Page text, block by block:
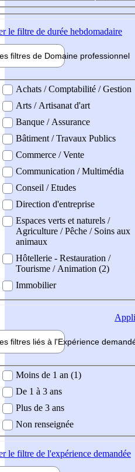
le filtre de durée hebdomadaire
filtres de Domaine professionnel
professionel
Achats / Comptabilité / Gestion
Arts / Artisanat d'art
Banque / Assurance
Bâtiment / Travaux Publics
Commerce / Vente
Communication / Multimédia
Conseil / Etudes
Direction d'entreprise
Espaces verts et naturels /
Agriculture / Pêche / Soins aux
animaux
Hôtellerie - Restauration /
Tourisme / Animation (2)
Immobilier
filtres liés à l'Expérience
demandée
Moins de 1 an (1)
De 1 à 3 ans
Plus de 3 ans
Non renseignée
le filtre de l'expérience demandée